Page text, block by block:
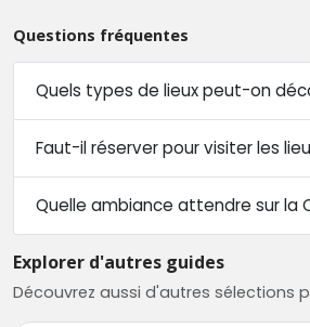
Questions fréquentes
Quels types de lieux peut-on
Faut-il réserver pour visiter les
Quelle ambiance attendre sur la
Explorer d'autres guides
Découvrez aussi d'autres sélections